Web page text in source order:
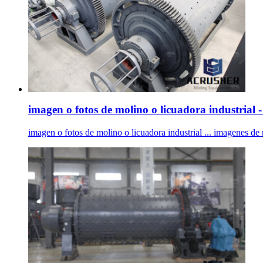
imagen o fotos de molino o licuadora industrial
imagen o fotos de molino o licuadora industrial ... imagenes